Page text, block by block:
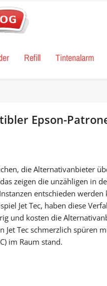
Refill Tintenalarm
Epson-
die Alternativanbieter
zeigen die unzähligen in
entschieden werden
Jet Tec, haben diese
und kosten die
Tec schmerzlich spüren
im Raum stand.